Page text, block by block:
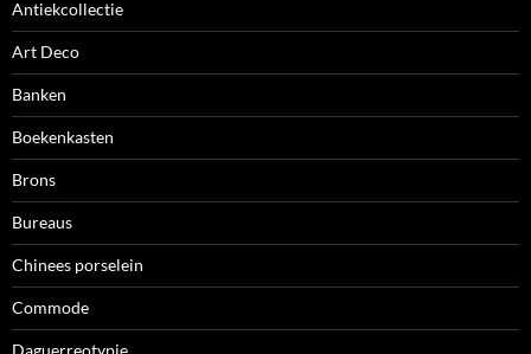
Antiekcollectie
Art Deco
Banken
Boekenkasten
Brons
Bureaus
Chinees porselein
Commode